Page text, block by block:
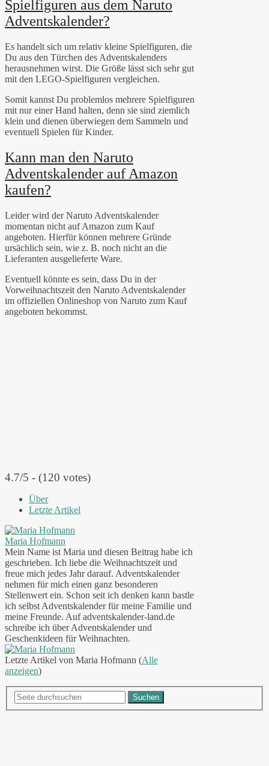
Spielfiguren aus dem Naruto
Adventskalender?
Es handelt sich um relativ kleine Spielfiguren, die
Du aus den Türchen des Adventskalenders
herausnehmen wirst. Die Größe lässt sich sehr gut
mit den LEGO-Spielfiguren vergleichen.
Somit kannst Du problemlos mehrere Spielfiguren
mit nur einer Hand halten, denn sie sind ziemlich
klein und dienen überwiegen dem Sammeln und
eventuell Spielen für Kinder.
Kann man den Naruto
Adventskalender auf Amazon
kaufen?
Leider wird der Naruto Adventskalender
momentan nicht auf Amazon zum Kauf
angeboten. Hierfür können mehrere Gründe
ursächlich sein, wie z. B. noch nicht an die
Lieferanten ausgelieferte Ware.
Eventuell könnte es sein, dass Du in der
Vorweihnachtszeit den Naruto Adventskalender
im offiziellen Onlineshop von Naruto zum Kauf
angeboten bekommst.
4.7/5 - (120 votes)
Über
Letzte Artikel
Maria Hofmann
Mein Name ist Maria und diesen Beitrag habe ich
geschrieben. Ich liebe die Weihnachtszeit und
freue mich jedes Jahr darauf. Adventskalender
nehmen für mich einen ganz besonderen
Stellenwert ein. Schon seit ich denken kann bastle
ich selbst Adventskalender für meine Familie und
meine Freunde. Auf adventskalender-land.de
schreibe ich über Adventskalender und
Geschenkideen für Weihnachten.
Letzte Artikel von Maria Hofmann (Alle
anzeigen)
Suchen